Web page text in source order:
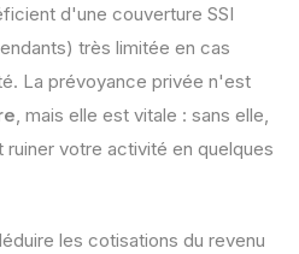
d'une couverture SSI
très limitée en cas
La prévoyance privée n'est
, mais elle est vitale : sans elle,
ruiner votre activité en quelques
les cotisations du revenu